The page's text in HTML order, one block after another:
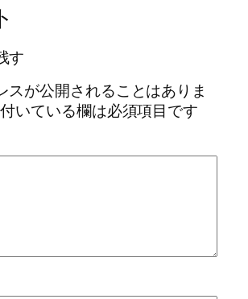
す
スが公開されることはありま
いている欄は必須項目です